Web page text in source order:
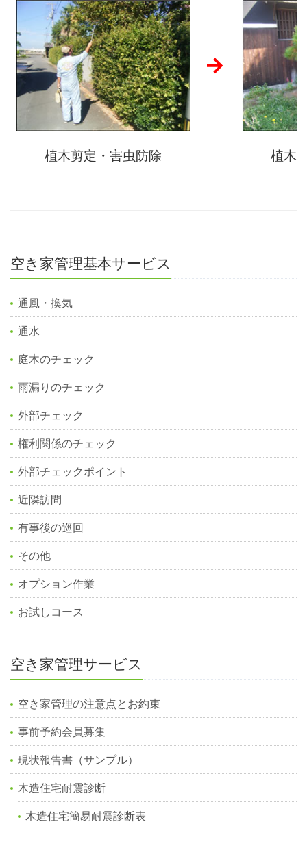
→
植木剪定・害虫防除 植木
空き家管理基本サービス
通風・換気
通水
庭木のチェック
雨漏りのチェック
外部チェック
権利関係のチェック
外部チェックポイント
近隣訪問
有事後の巡回
その他
オプション作業
お試しコース
空き家管理サービス
空き家管理の注意点とお約束
事前予約会員募集
現状報告書（サンプル）
木造住宅耐震診断
木造住宅簡易耐震診断表